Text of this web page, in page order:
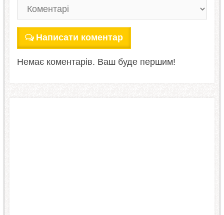
Написати коментар
Немає коментарів. Ваш буде першим!